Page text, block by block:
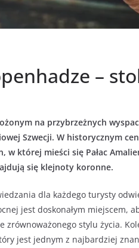
–
na przybrzeżnych
Szwecji. W historycznym
której mieści się Pałac
się klejnoty koronne.
dla każdego turysty
jest doskonałym miejscem,
stylu życia.
jest jednym z najbardziej